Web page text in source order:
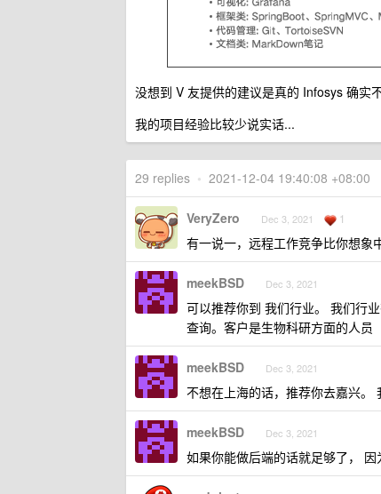
没想到 V 友提供的建议是真的 Infosys 确实
我的项目经验比较少说实话...
29 replies • 2021-12-04 19:40:08 +08:00
VeryZero Dec 3, 2021 1
有一说一，远程工作竞争比你想象
meekBSD Dec 3, 2021
可以推荐你到 我们行业。 我们行
查询。客户是生物科研方面的人员
meekBSD Dec 3, 2021
不想在上海的话，推荐你去嘉兴。
meekBSD Dec 3, 2021
如果你能做后端的话就足够了，